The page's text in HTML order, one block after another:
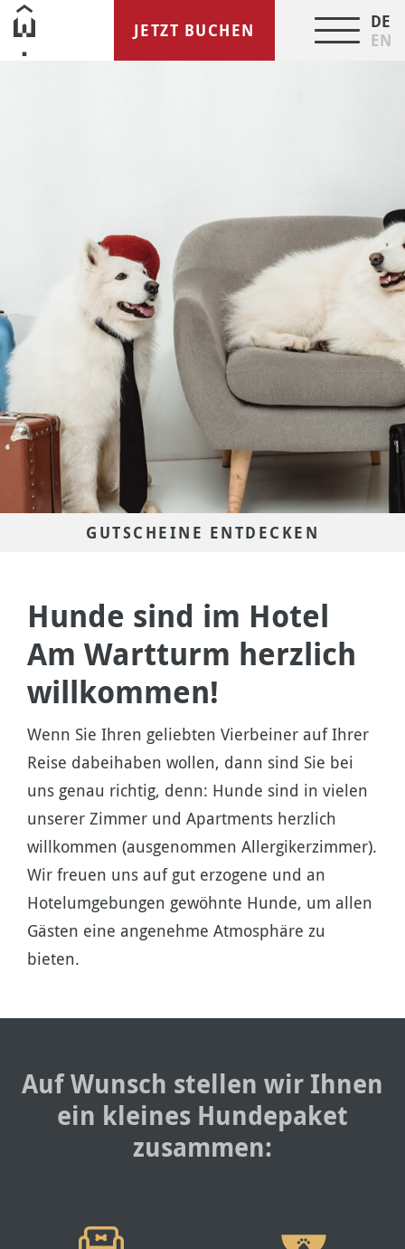
JETZT BUCHEN EN
DE
GUTSCHEINE ENTDECKEN
Hunde sind im Hotel
Am Wartturm herzlich
willkommen!
Wenn Sie Ihren geliebten Vierbeiner auf Ihrer
Reise dabeihaben wollen, dann sind Sie bei
uns genau richtig, denn: Hunde sind in vielen
unserer Zimmer und Apartments herzlich
willkommen (ausgenommen Allergikerzimmer).
Wir freuen uns auf gut erzogene und an
Hotelumgebungen gewöhnte Hunde, um allen
Gästen eine angenehme Atmosphäre zu
bieten.
Auf Wunsch stellen wir Ihnen
ein kleines Hundepaket
zusammen: